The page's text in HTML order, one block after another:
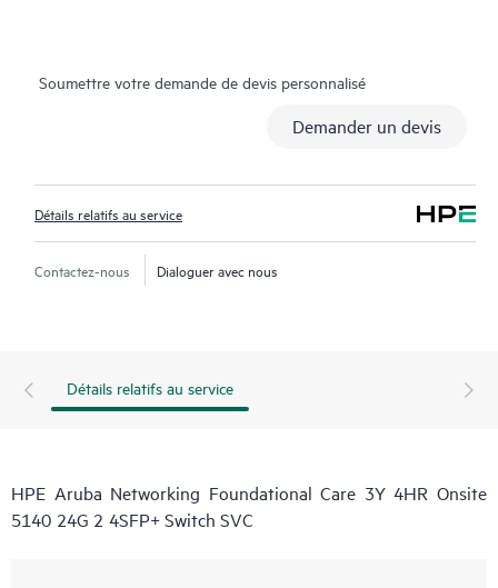
Soumettre votre demande de devis personnalisé
Demander un devis
Détails relatifs au service
Contactez-nous Dialoguer avec nous
Détails relatifs au service
HPE Aruba Networking Foundational Care 3Y 4HR Onsite
5140 24G 2 4SFP+ Switch SVC